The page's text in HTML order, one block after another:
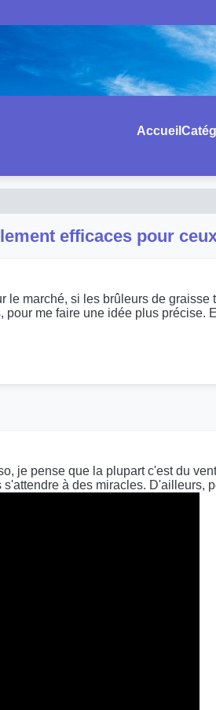
Accueil
efficaces pour
le marché, si les brûleurs de
me faire une idée plus
je pense que la plupart c'est du
à des miracles.